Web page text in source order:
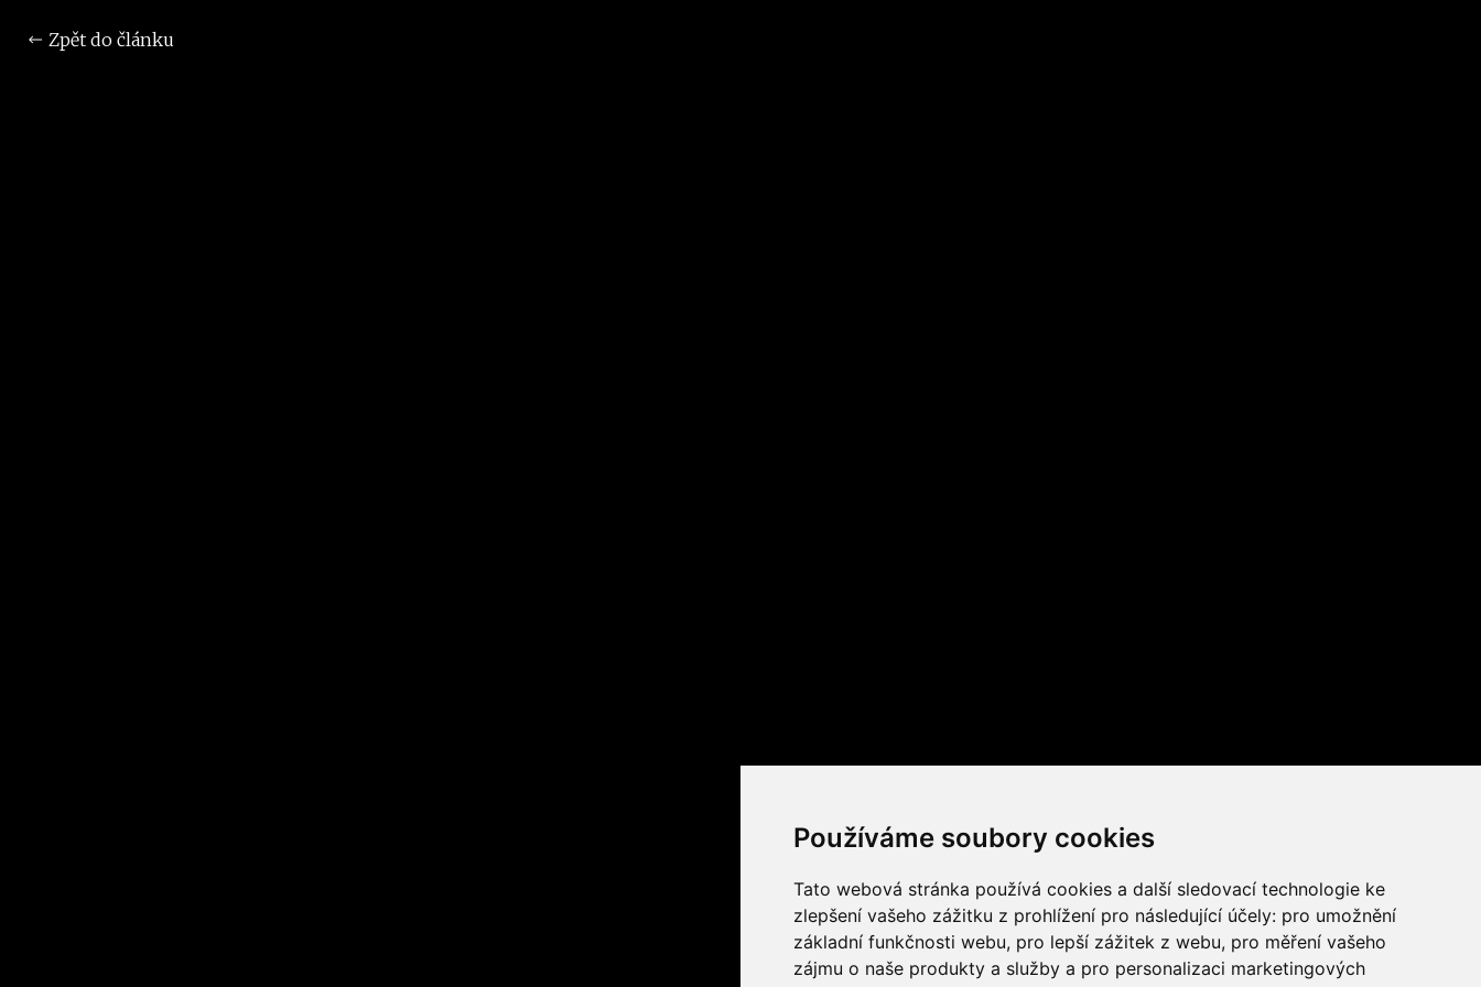
Používáme soubory cookies
Tato webová stránka používá cookies a další sledovací technologie ke
zlepšení vašeho zážitku z prohlížení pro následující účely: pro umožnění
základní funkčnosti webu, pro lepší zážitek z webu, pro měření vašeho
zájmu o naše produkty a služby a pro personalizaci marketingových
Zpět do článku